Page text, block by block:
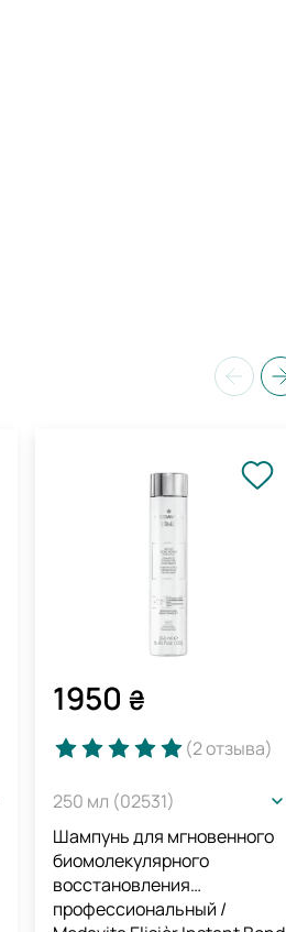
1950 ₴
(2отзыва)
250 мл (02531)
Шампунь для мгновенного
биомолекулярного
восстановления
профессиональный /